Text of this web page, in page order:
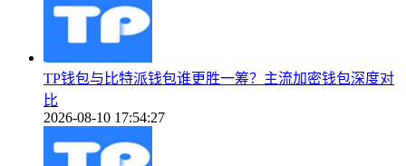
TP钱包与比特派钱包谁更胜一筹？主流加密钱包深度对
比
2026-08-10 17:54:27